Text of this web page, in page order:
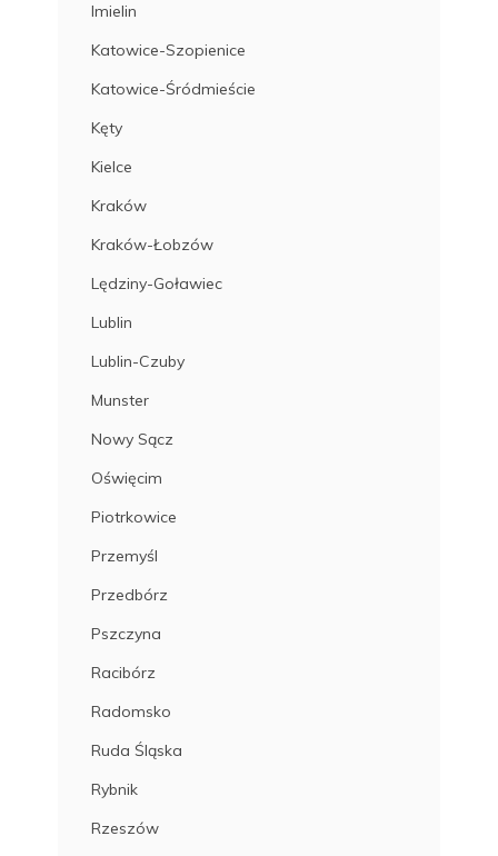
Imielin
Katowice-Szopienice
Katowice-Śródmieście
Kęty
Kielce
Kraków
Kraków-Łobzów
Lędziny-Goławiec
Lublin
Lublin-Czuby
Munster
Nowy Sącz
Oświęcim
Piotrkowice
Przemyśl
Przedbórz
Pszczyna
Racibórz
Radomsko
Ruda Śląska
Rybnik
Rzeszów